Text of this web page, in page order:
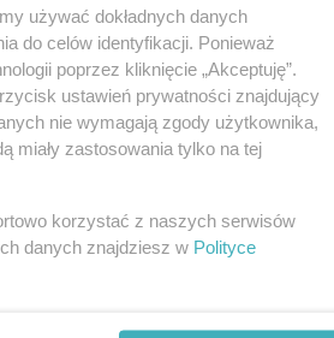
używać dokładnych danych
do celów identyfikacji. Ponieważ
poprzez kliknięcie „Akceptuję”.
ustawień prywatności znajdujący
nie wymagają zgody użytkownika,
miały zastosowania tylko na tej
korzystać z naszych serwisów
danych znajdziesz w Polityce